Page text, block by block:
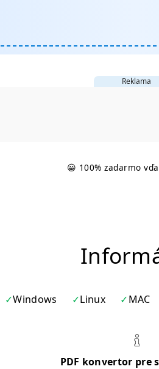
Reklama
😀 100% zadarmo
Windows Linux MAC
PDF konvertor pre